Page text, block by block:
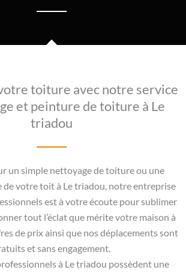
toiture avec notre service
et peinture de toiture à Le
triadou
un simple nettoyage de toiture ou une
de votre toit à Le triadou, notre entreprise
est à votre écoute pour sublimer
tout l’éclat que mérite votre maison à
de prix ainsi que nos déplacements sont
et sans engagement.
à Le triadou possèdent une